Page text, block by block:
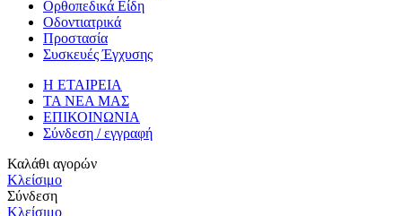
Ορθοπεδικά Είδη
Οδοντιατρικά
Προστασία
Συσκευές Έγχυσης
Η ΕΤΑΙΡΕΙΑ
ΤΑ ΝΕΑ ΜΑΣ
ΕΠΙΚΟΙΝΩΝΙΑ
Σύνδεση / εγγραφή
Καλάθι αγορών
Κλείσιμο
Σύνδεση
Κλείσιμο